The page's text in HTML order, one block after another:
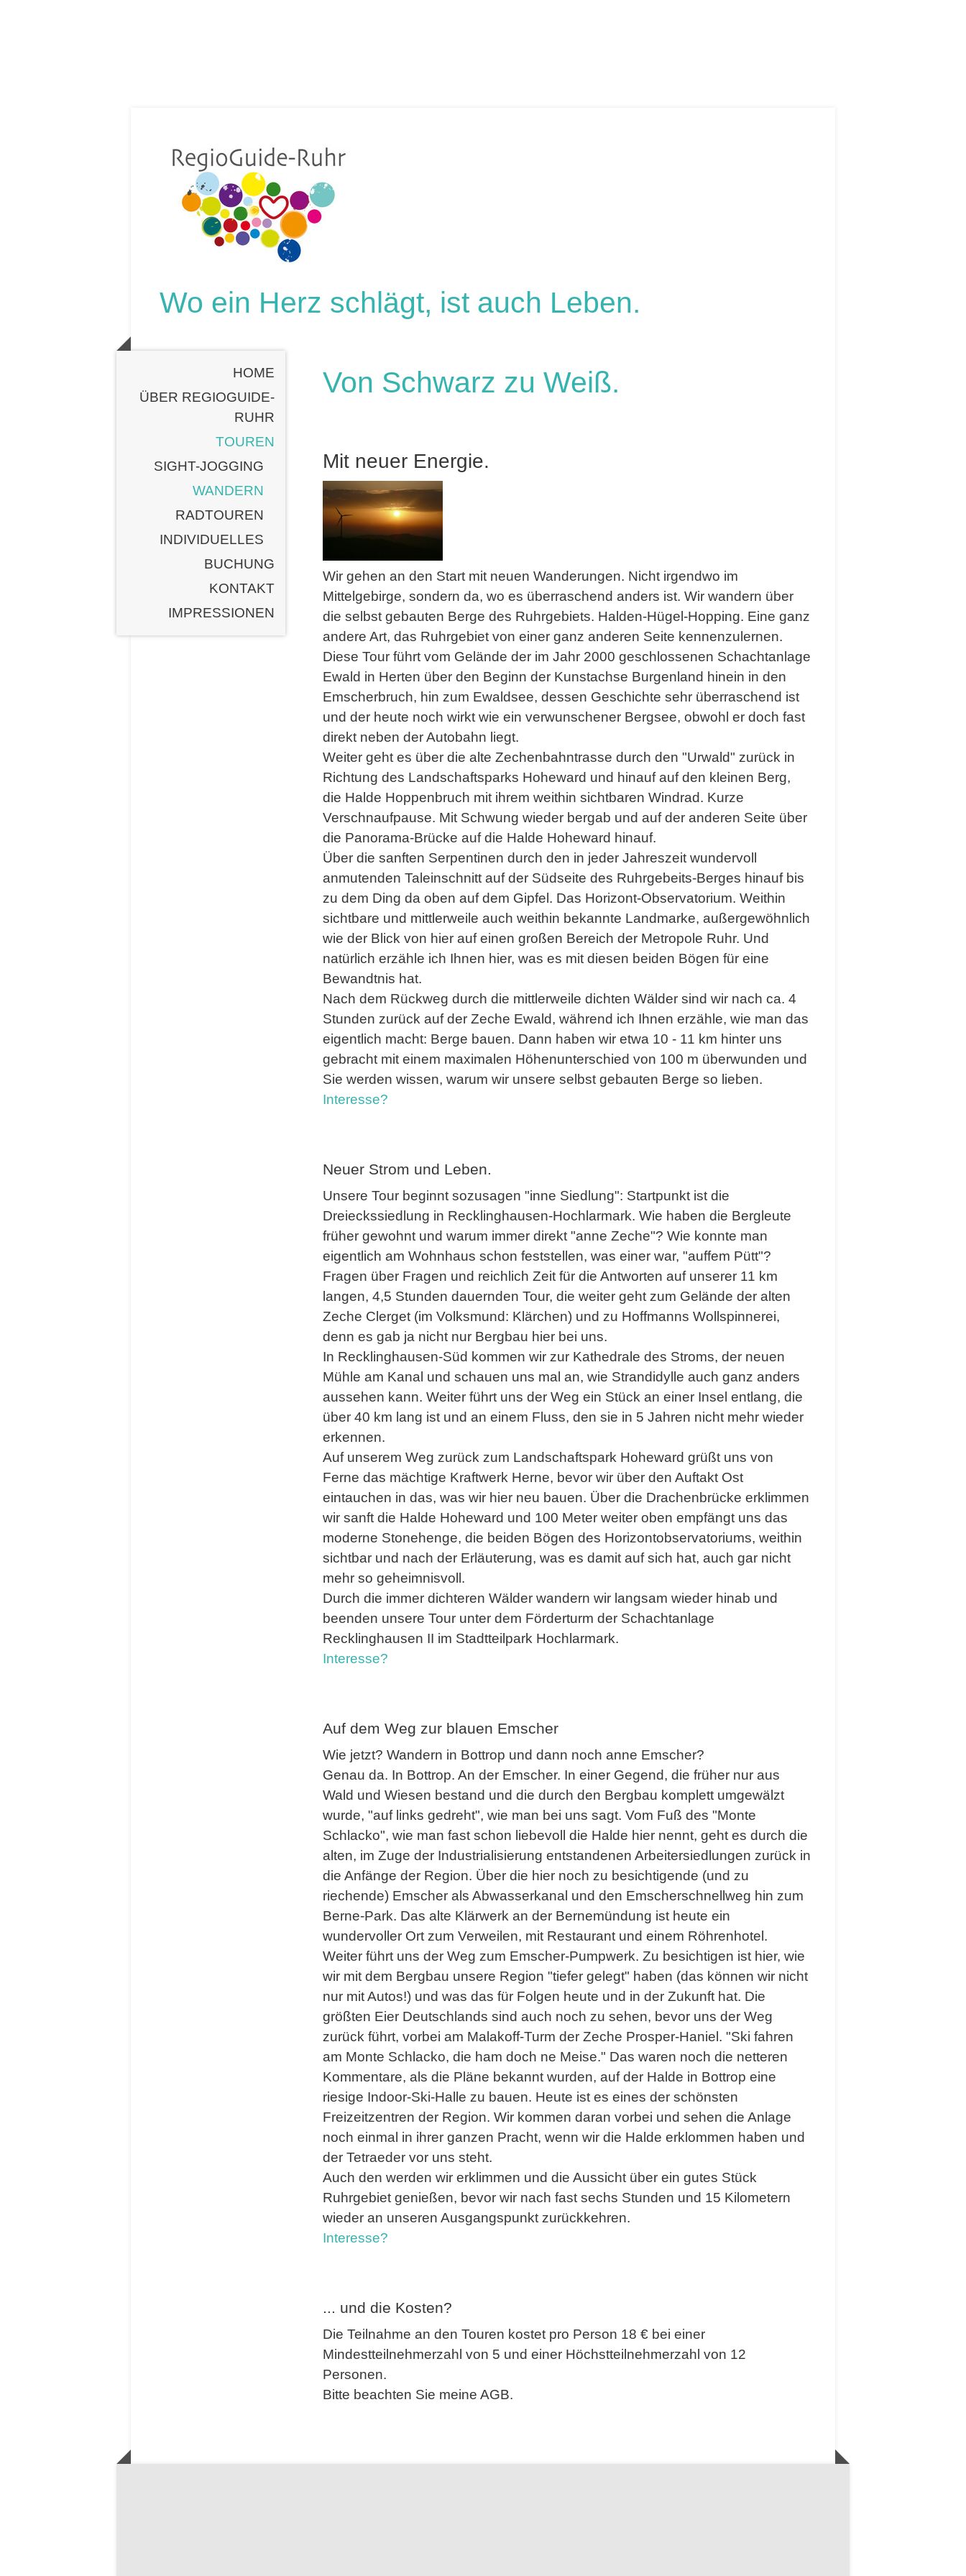
Wo ein Herz schlägt, ist auch Leben.
HOME
ÜBER REGIOGUIDE-
RUHR
TOUREN
SIGHT-JOGGING
WANDERN
RADTOUREN
INDIVIDUELLES
BUCHUNG
KONTAKT
IMPRESSIONEN
Von Schwarz zu Weiß.
Mit neuer Energie.
Wir gehen an den Start mit neuen Wanderungen. Nicht irgendwo im
Mittelgebirge, sondern da, wo es überraschend anders ist. Wir wandern über
die selbst gebauten Berge des Ruhrgebiets. Halden-Hügel-Hopping. Eine ganz
andere Art, das Ruhrgebiet von einer ganz anderen Seite kennenzulernen.
Diese Tour führt vom Gelände der im Jahr 2000 geschlossenen Schachtanlage
Ewald in Herten über den Beginn der Kunstachse Burgenland hinein in den
Emscherbruch, hin zum Ewaldsee, dessen Geschichte sehr überraschend ist
und der heute noch wirkt wie ein verwunschener Bergsee, obwohl er doch fast
direkt neben der Autobahn liegt.
Weiter geht es über die alte Zechenbahntrasse durch den "Urwald" zurück in
Richtung des Landschaftsparks Hoheward und hinauf auf den kleinen Berg,
die Halde Hoppenbruch mit ihrem weithin sichtbaren Windrad. Kurze
Verschnaufpause. Mit Schwung wieder bergab und auf der anderen Seite über
die Panorama-Brücke auf die Halde Hoheward hinauf.
Über die sanften Serpentinen durch den in jeder Jahreszeit wundervoll
anmutenden Taleinschnitt auf der Südseite des Ruhrgebeits-Berges hinauf bis
zu dem Ding da oben auf dem Gipfel. Das Horizont-Observatorium. Weithin
sichtbare und mittlerweile auch weithin bekannte Landmarke, außergewöhnlich
wie der Blick von hier auf einen großen Bereich der Metropole Ruhr. Und
natürlich erzähle ich Ihnen hier, was es mit diesen beiden Bögen für eine
Bewandtnis hat.
Nach dem Rückweg durch die mittlerweile dichten Wälder sind wir nach ca. 4
Stunden zurück auf der Zeche Ewald, während ich Ihnen erzähle, wie man das
eigentlich macht: Berge bauen. Dann haben wir etwa 10 - 11 km hinter uns
gebracht mit einem maximalen Höhenunterschied von 100 m überwunden und
Sie werden wissen, warum wir unsere selbst gebauten Berge so lieben.
Interesse?
Neuer Strom und Leben.
Unsere Tour beginnt sozusagen "inne Siedlung": Startpunkt ist die
Dreieckssiedlung in Recklinghausen-Hochlarmark. Wie haben die Bergleute
früher gewohnt und warum immer direkt "anne Zeche"? Wie konnte man
eigentlich am Wohnhaus schon feststellen, was einer war, "auffem Pütt"?
Fragen über Fragen und reichlich Zeit für die Antworten auf unserer 11 km
langen, 4,5 Stunden dauernden Tour, die weiter geht zum Gelände der alten
Zeche Clerget (im Volksmund: Klärchen) und zu Hoffmanns Wollspinnerei,
denn es gab ja nicht nur Bergbau hier bei uns.
In Recklinghausen-Süd kommen wir zur Kathedrale des Stroms, der neuen
Mühle am Kanal und schauen uns mal an, wie Strandidylle auch ganz anders
aussehen kann. Weiter führt uns der Weg ein Stück an einer Insel entlang, die
über 40 km lang ist und an einem Fluss, den sie in 5 Jahren nicht mehr wieder
erkennen.
Auf unserem Weg zurück zum Landschaftspark Hoheward grüßt uns von
Ferne das mächtige Kraftwerk Herne, bevor wir über den Auftakt Ost
eintauchen in das, was wir hier neu bauen. Über die Drachenbrücke erklimmen
wir sanft die Halde Hoheward und 100 Meter weiter oben empfängt uns das
moderne Stonehenge, die beiden Bögen des Horizontobservatoriums, weithin
sichtbar und nach der Erläuterung, was es damit auf sich hat, auch gar nicht
mehr so geheimnisvoll.
Durch die immer dichteren Wälder wandern wir langsam wieder hinab und
beenden unsere Tour unter dem Förderturm der Schachtanlage
Recklinghausen II im Stadtteilpark Hochlarmark.
Interesse?
Auf dem Weg zur blauen Emscher
Wie jetzt? Wandern in Bottrop und dann noch anne Emscher?
Genau da. In Bottrop. An der Emscher. In einer Gegend, die früher nur aus
Wald und Wiesen bestand und die durch den Bergbau komplett umgewälzt
wurde, "auf links gedreht", wie man bei uns sagt. Vom Fuß des "Monte
Schlacko", wie man fast schon liebevoll die Halde hier nennt, geht es durch die
alten, im Zuge der Industrialisierung entstandenen Arbeitersiedlungen zurück in
die Anfänge der Region. Über die hier noch zu besichtigende (und zu
riechende) Emscher als Abwasserkanal und den Emscherschnellweg hin zum
Berne-Park. Das alte Klärwerk an der Bernemündung ist heute ein
wundervoller Ort zum Verweilen, mit Restaurant und einem Röhrenhotel.
Weiter führt uns der Weg zum Emscher-Pumpwerk. Zu besichtigen ist hier, wie
wir mit dem Bergbau unsere Region "tiefer gelegt" haben (das können wir nicht
nur mit Autos!) und was das für Folgen heute und in der Zukunft hat. Die
größten Eier Deutschlands sind auch noch zu sehen, bevor uns der Weg
zurück führt, vorbei am Malakoff-Turm der Zeche Prosper-Haniel. "Ski fahren
am Monte Schlacko, die ham doch ne Meise." Das waren noch die netteren
Kommentare, als die Pläne bekannt wurden, auf der Halde in Bottrop eine
riesige Indoor-Ski-Halle zu bauen. Heute ist es eines der schönsten
Freizeitzentren der Region. Wir kommen daran vorbei und sehen die Anlage
noch einmal in ihrer ganzen Pracht, wenn wir die Halde erklommen haben und
der Tetraeder vor uns steht.
Auch den werden wir erklimmen und die Aussicht über ein gutes Stück
Ruhrgebiet genießen, bevor wir nach fast sechs Stunden und 15 Kilometern
wieder an unseren Ausgangspunkt zurückkehren.
Interesse?
... und die Kosten?
Die Teilnahme an den Touren kostet pro Person 18 € bei einer
Mindestteilnehmerzahl von 5 und einer Höchstteilnehmerzahl von 12
Personen.
Bitte beachten Sie meine AGB.